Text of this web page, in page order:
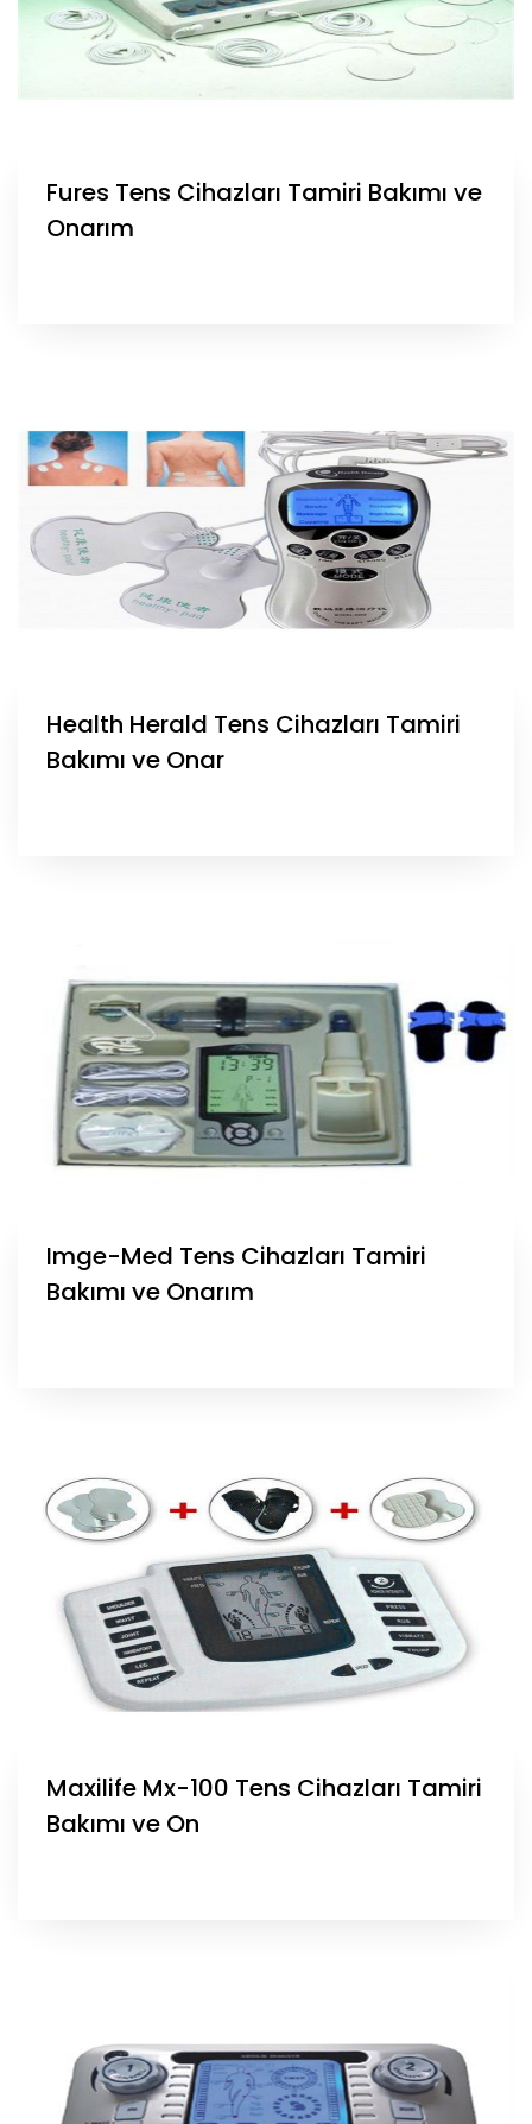
Fures Tens Cihazları Tamiri Bakımı ve
Onarım
Health Herald Tens Cihazları Tamiri
Bakımı ve Onar
Imge-Med Tens Cihazları Tamiri
Bakımı ve Onarım
Maxilife Mx-100 Tens Cihazları Tamiri
Bakımı ve On